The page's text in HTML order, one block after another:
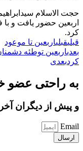
حجت الاسلام
اربعین حضور یافت و
کرد.
قبلیقبلیاربعین تا موعود
بعدیاربعین توطئه
کردبعدی
به راحتی عضو
و پیش از دیگران
Email
ارسال